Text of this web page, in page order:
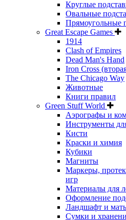
Круглые
Овальные
Прямоугольные
Great Escape Games
1914
Clash of Empires
Dead Man's Hand
Iron Cross
The Chicago Way
Животные
Книги правил
Green Stuff World
Аэрографы и
Инструменты
Кисти
Краски и химия
Кубики
Магниты
Маркеры,
игр
Материалы для
Оформление
Ландшафт и
Сумки и